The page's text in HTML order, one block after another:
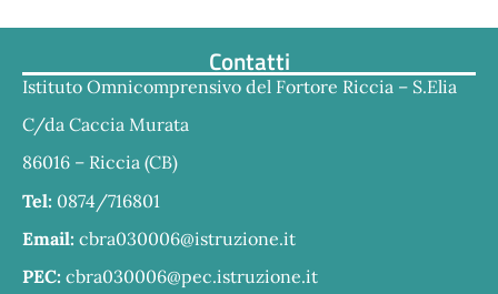
Contatti
Istituto Omnicomprensivo del Fortore Riccia – S.Elia
C/da Caccia Murata
86016 – Riccia (CB)
Tel: 0874/716801
Email: cbra030006@istruzione.it
PEC: cbra030006@pec.istruzione.it